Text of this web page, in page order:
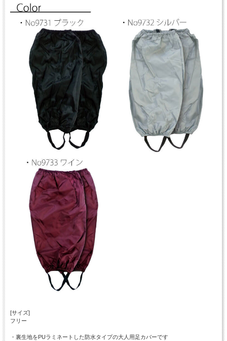
[サイズ]
フリー
・裏生地をPUラミネートした防水タイプの大人用足カバーです